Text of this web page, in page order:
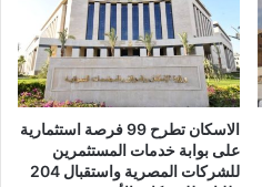
الاسكان تطرح 99 فرصة استثمارية
على بوابة خدمات المستثمرين
للشركات المصرية واستقبال 204